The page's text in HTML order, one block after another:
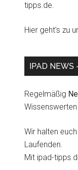
tipps.de.
Hier geht's zu
IPAD NEWS
Regelmäßig
Wir halten
Laufenden.
Mit ipad-